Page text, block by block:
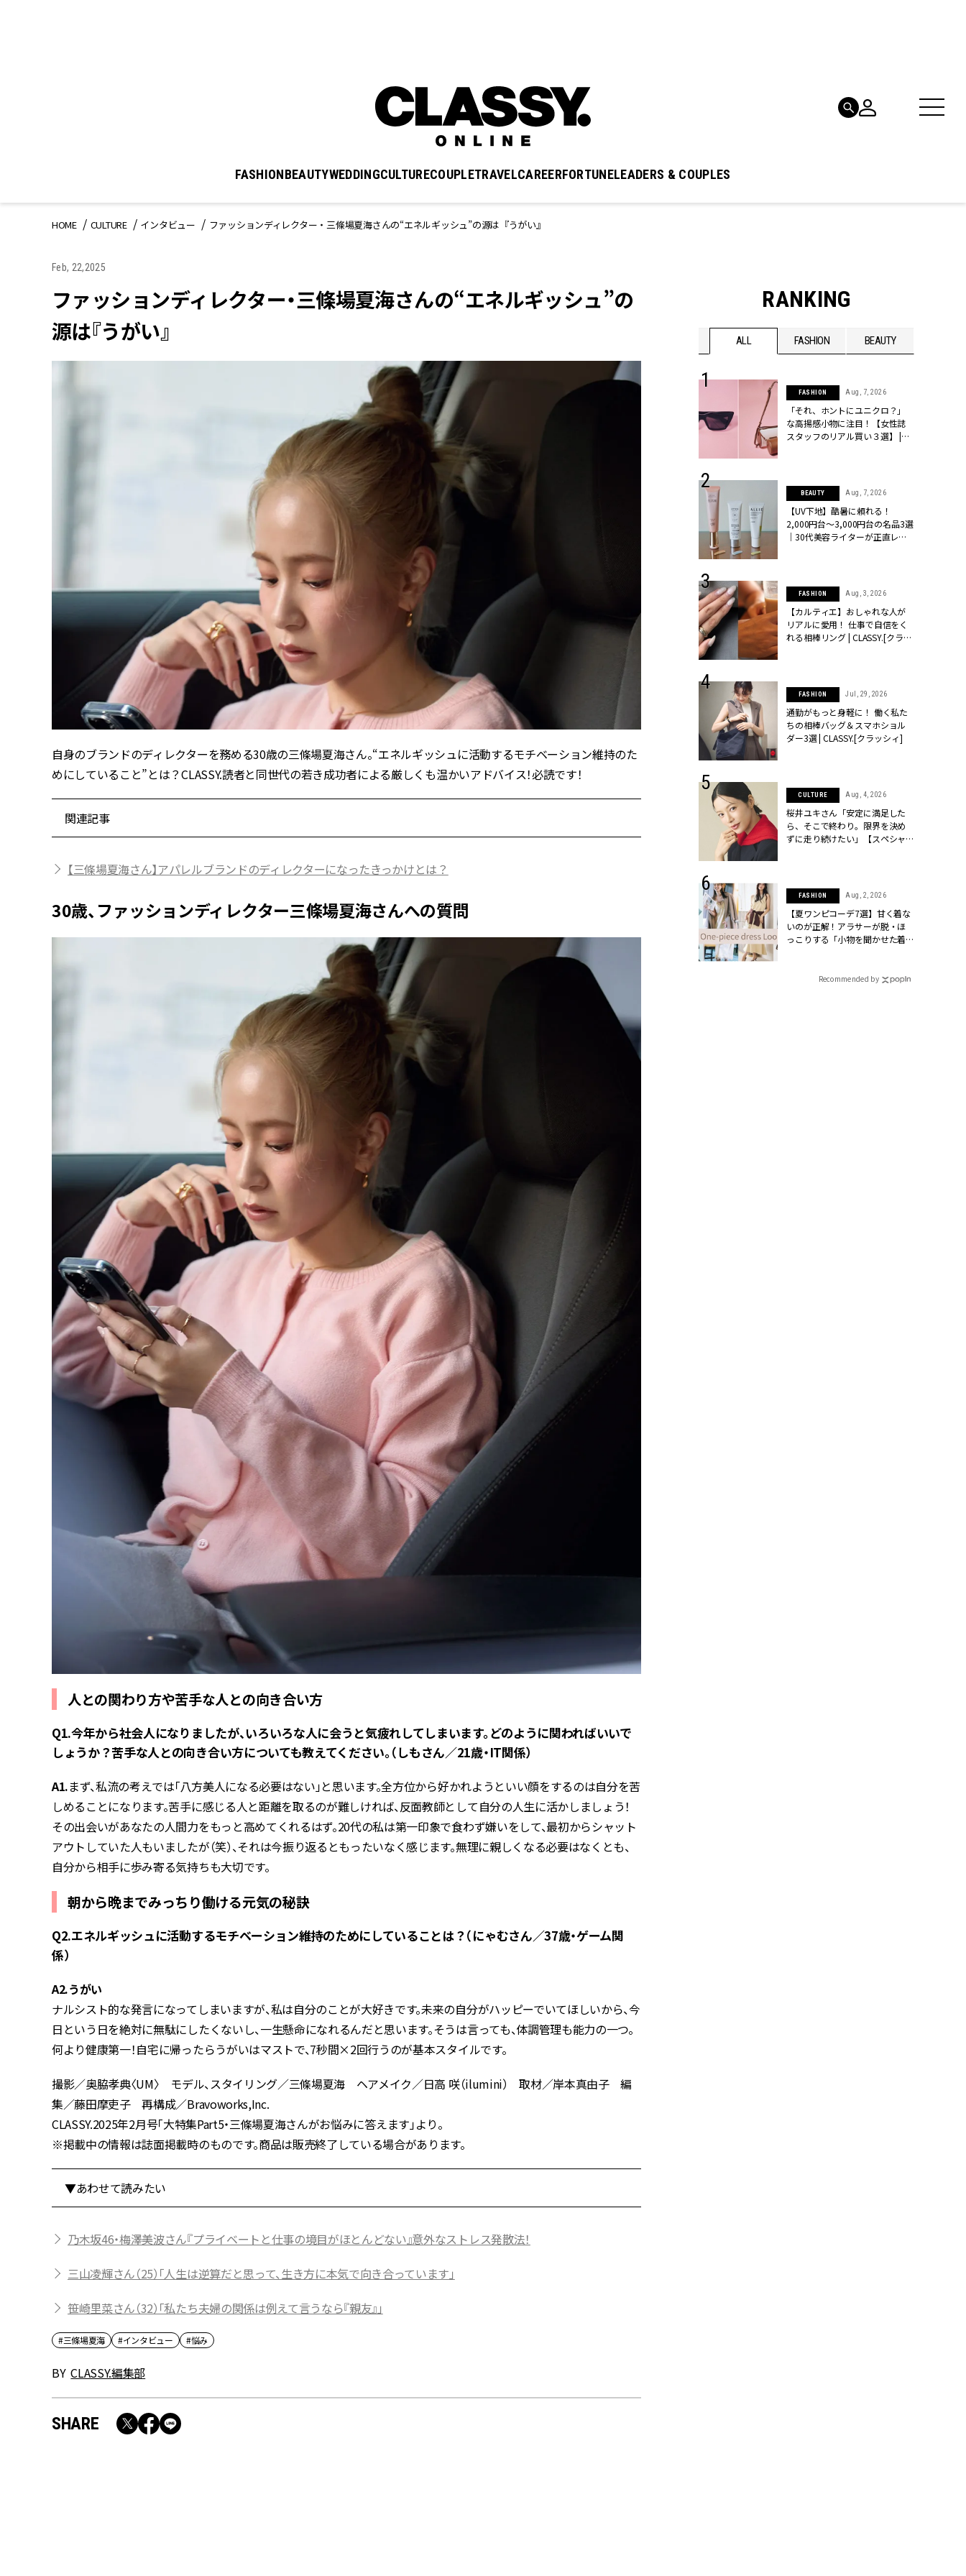
FASHIONBEAUTYWEDDINGCULTURECOUPLETRAVELCAREERFORTUNELEADERS & COUPLES
HOME CULTURE インタビュー ファッションディレクター・三條場夏海さんの“エネルギッシュ”の源は『うがい』
Feb, 22,2025
ファッションディレクター・三條場夏海さんの“エネルギッシュ”の
源は『うがい』
自身のブランドのディレクターを務める30歳の三條場夏海さん。“エネルギッシュに活動するモチベーション維持のた
めにしていること”とは？CLASSY.読者と同世代の若き成功者による厳しくも温かいアドバイス！必読です！
関連記事
【三條場夏海さん】アパレルブランドのディレクターになったきっかけとは？
30歳、ファッションディレクター三條場夏海さんへの質問
人との関わり方や苦手な人との向き合い方
Q1.今年から社会人になりましたが、いろいろな人に会うと気疲れしてしまいます。どのように関わればいいで
しょうか？苦手な人との向き合い方についても教えてください。（しもさん／21歳・IT関係）
A1.まず、私流の考えでは「八方美人になる必要はない」と思います。全方位から好かれようといい顔をするのは自分を苦
しめることになります。苦手に感じる人と距離を取るのが難しければ、反面教師として自分の人生に活かしましょう！
その出会いがあなたの人間力をもっと高めてくれるはず。20代の私は第一印象で食わず嫌いをして、最初からシャット
アウトしていた人もいましたが（笑）、それは今振り返るともったいなく感じます。無理に親しくなる必要はなくとも、
自分から相手に歩み寄る気持ちも大切です。
朝から晩までみっちり働ける元気の秘訣
Q2.エネルギッシュに活動するモチベーション維持のためにしていることは？（にゃむさん／37歳・ゲーム関
係）
A2.うがい
ナルシスト的な発言になってしまいますが、私は自分のことが大好きです。未来の自分がハッピーでいてほしいから、今
日という日を絶対に無駄にしたくないし、一生懸命になれるんだと思います。そうは言っても、体調管理も能力の一つ。
何より健康第一！自宅に帰ったらうがいはマストで、7秒間×2回行うのが基本スタイルです。
撮影／奥脇孝典〈UM〉 モデル、スタイリング／三條場夏海 ヘアメイク／日高 咲（ilumini） 取材／岸本真由子 編
集／藤田摩吏子 再構成／Bravoworks,Inc.
CLASSY.2025年2月号「大特集Part5・三條場夏海さんがお悩みに答えます」より。
※掲載中の情報は誌面掲載時のものです。商品は販売終了している場合があります。
▼あわせて読みたい
乃木坂46・梅澤美波さん『プライベートと仕事の境目がほとんどない』意外なストレス発散法！
三山凌輝さん（25）「人生は逆算だと思って、生き方に本気で向き合っています」
笹崎里菜さん（32）「私たち夫婦の関係は例えて言うなら『親友』」
#三條場夏海 #インタビュー #悩み
BY CLASSY.編集部
SHARE
RANKING
ALL FASHION BEAUTY
BEAUTY Aug, 7, 2026
【UV下地】酷暑に頼れる！
2,000円台〜3,000円台の名品3選
｜30代美容ライターが正直レビ
ュー | CLASSY.[クラッシィ]
Aug, 6, 2026
【ヘアアクセ6選】手抜きに見え
ない！アラサーのまとめ髪が垢
CLASSY.[クラッシィ]
Aug, 7, 2026
冷房・紫外線etc...「夏の隠れ乾
燥」を防ぐ【ベタつかない名品
クリーム】3選＜30代のベストコ
スメ＞ | CLASSY.[クラッシィ]
Aug, 5, 2026
忙しい毎日に「うるおいター
ボ」を。新【SOFINA BASIC＋】
かな肌を目指す | CLASSY.[クラッ
シィ]
定カフェが登場！世界観に没入
CLASSY.[クラッシィ]
【落ちない名品リップ10選】塗
いetc.悩みをクリア | CLASSY.[ク
ラッシィ]
【トレンドの巻き方３選】結婚
式ゲスト服の鉄板“シンプル黒ワ
ンピ”は『スカーフ』で盛るのが
正解！ | CLASSY.[クラッシィ]
【一生ものジュエリー】1つでも
存在感が際立つ！ポメラートの
目 | CLASSY.[クラッシィ]
を『マリッジ』に選ぶ人増えて
ルエット」が正解！ | CLASSY.[ク
FASHION Aug, 7, 2026
「それ、ホントにユニクロ？」
な高揚感小物に注目！【女性誌
スタッフのリアル買い３選】 |
BEAUTY Aug, 7, 2026
【UV下地】酷暑に頼れる！
2,000円台〜3,000円台の名品3選
｜30代美容ライターが正直レビ
FASHION Aug, 3, 2026
【カルティエ】おしゃれな人が
リアルに愛用！ 仕事で自信をく
れる相棒リング | CLASSY.[クラッ
FASHION Jul, 29, 2026
通勤がもっと身軽に！ 働く私た
ちの相棒バッグ＆スマホショル
ダー3選 | CLASSY.[クラッシィ]
CULTURE Aug, 4, 2026
桜井ユキさん「安定に満足した
ら、そこで終わり。限界を決め
ずに走り続けたい」【スペシャ
FASHION Aug, 2, 2026
【夏ワンピコーデ7選】甘く着な
いのが正解！アラサーが脱・ほ
っこりする「小物を聞かせた着
Recommended by